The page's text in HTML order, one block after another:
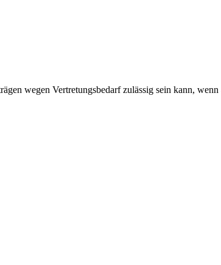
wegen Vertretungsbedarf zulässig sein kann,